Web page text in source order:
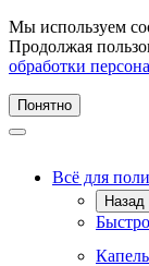
Мы используем
Продолжая
обработки
Понятно
Всё для
Назад